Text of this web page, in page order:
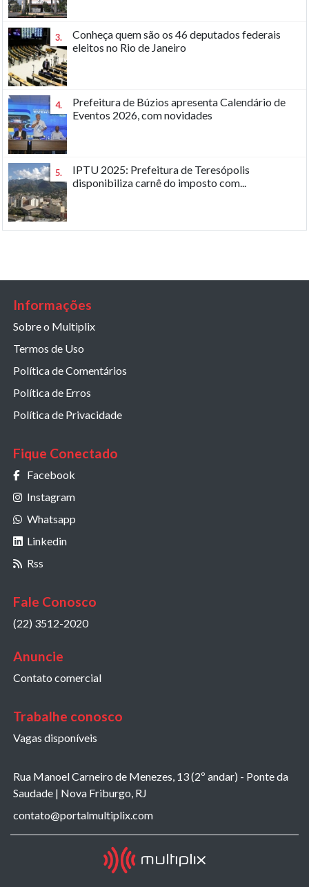
3.
Conheça quem são os 46 deputados federais
eleitos no Rio de Janeiro
4.
Prefeitura de Búzios apresenta Calendário de
Eventos 2026, com novidades
5.
IPTU 2025: Prefeitura de Teresópolis
disponibiliza carnê do imposto com...
Informações
Sobre o Multiplix
Termos de Uso
Política de Comentários
Política de Erros
Política de Privacidade
Fique Conectado
Facebook
Instagram
Whatsapp
Linkedin
Rss
Fale Conosco
(22) 3512-2020
Anuncie
Contato comercial
Trabalhe conosco
Vagas disponíveis
Rua Manoel Carneiro de Menezes, 13 (2º andar) - Ponte da
Saudade | Nova Friburgo, RJ
contato@portalmultiplix.com